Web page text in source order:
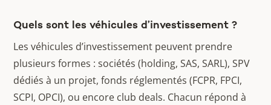
Quels sont les véhicules d’investissement ?
Les véhicules d’investissement peuvent prendre
plusieurs formes : sociétés (holding, SAS, SARL), SPV
dédiés à un projet, fonds réglementés (FCPR, FPCI,
SCPI, OPCI), ou encore club deals. Chacun répond à